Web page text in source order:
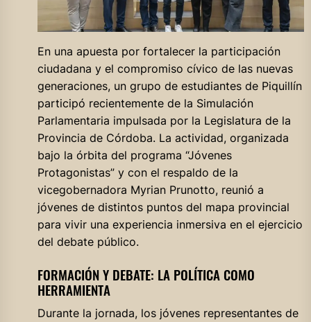
En una apuesta por fortalecer la participación
ciudadana y el compromiso cívico de las nuevas
generaciones, un grupo de estudiantes de Piquillín
participó recientemente de la Simulación
Parlamentaria impulsada por la Legislatura de la
Provincia de Córdoba. La actividad, organizada
bajo la órbita del programa “Jóvenes
Protagonistas” y con el respaldo de la
vicegobernadora Myrian Prunotto, reunió a
jóvenes de distintos puntos del mapa provincial
para vivir una experiencia inmersiva en el ejercicio
del debate público.
FORMACIÓN Y DEBATE: LA POLÍTICA COMO
HERRAMIENTA
Durante la jornada, los jóvenes representantes de